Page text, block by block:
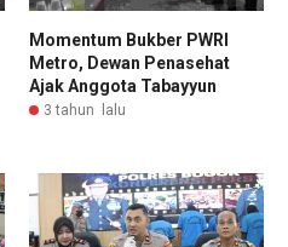
Momentum Bukber PWRI
Metro, Dewan Penasehat
Ajak Anggota Tabayyun
3 tahun lalu